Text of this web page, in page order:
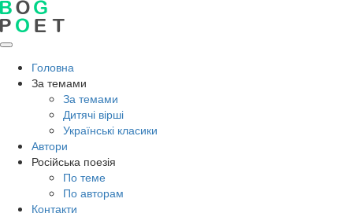
Головна
За темами
За темами
Дитячі вірші
Українські класики
Автори
Російська поезія
По теме
По авторам
Контакти